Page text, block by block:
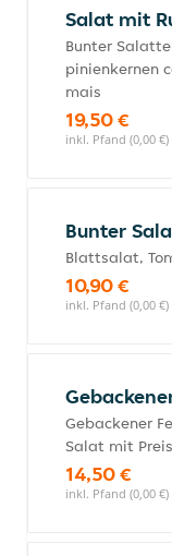
Salat mit
Bunter
pinienkernen
mais
19,50 €
inkl. Pfand (0,00 €)
Bunter
Blattsalat,
10,90 €
inkl. Pfand (0,00 €)
Gebackener
Salat mit
14,50 €
inkl. Pfand (0,00 €)